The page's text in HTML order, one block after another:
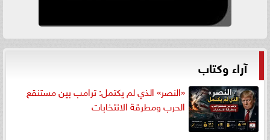
آراء وكتاب
«النصر» الذي لم يكتمل: ترامب بين مستنقع
الحرب ومطرقة الانتخابات